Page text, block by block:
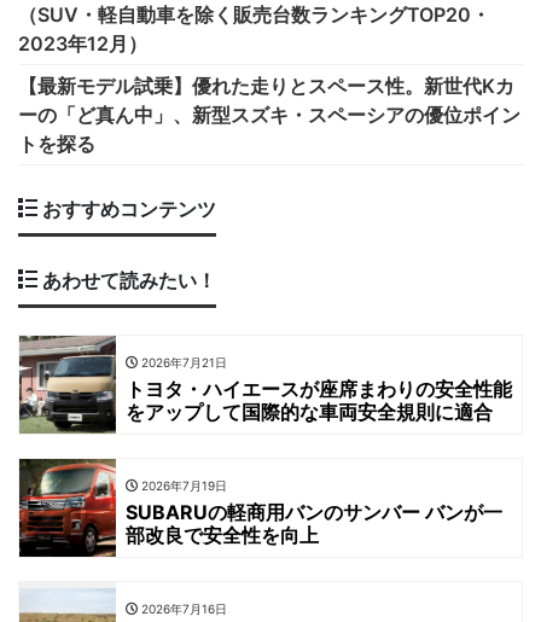
（SUV・軽自動車を除く販売台数ランキングTOP20・
2023年12月）
【最新モデル試乗】優れた走りとスペース性。新世代Kカ
ーの「ど真ん中」、新型スズキ・スペーシアの優位ポイン
トを探る
おすすめコンテンツ
あわせて読みたい！
2026年7月21日
トヨタ・ハイエースが座席まわりの安全性能
をアップして国際的な車両安全規則に適合
2026年7月19日
SUBARUの軽商用バンのサンバー バンが一
部改良で安全性を向上
2026年7月16日